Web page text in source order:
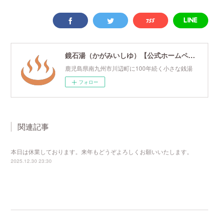
鏡石湯（かがみいしゆ）【公式ホームページ】
鹿児島県南九州市川辺町に100年続く小さな銭湯
フォロー
関連記事
本日は休業しております。来年もどうぞよろしくお願いいたします。
2025.12.30 23:30